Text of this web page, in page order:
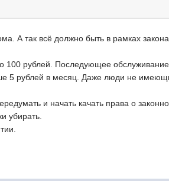
А так всё должно быть в рамках
100 рублей. Последующее
5 рублей в месяц. Даже люди не
и начать качать права о
убирать.